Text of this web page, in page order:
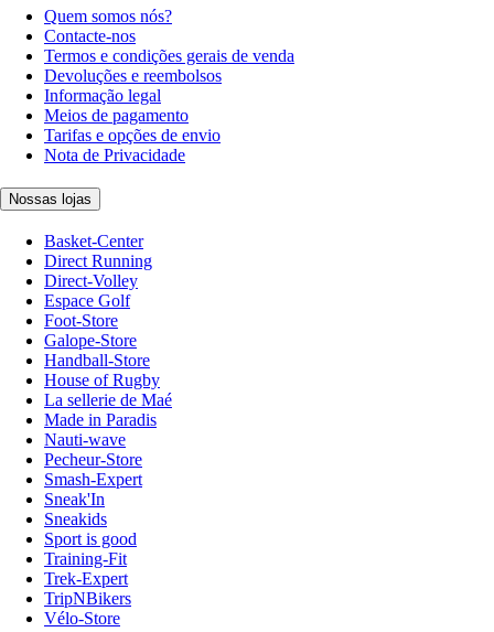
Quem somos nós?
Contacte-nos
Termos e condições gerais de venda
Devoluções e reembolsos
Informação legal
Meios de pagamento
Tarifas e opções de envio
Nota de Privacidade
Nossas lojas
Basket-Center
Direct Running
Direct-Volley
Espace Golf
Foot-Store
Galope-Store
Handball-Store
House of Rugby
La sellerie de Maé
Made in Paradis
Nauti-wave
Pecheur-Store
Smash-Expert
Sneak'In
Sneakids
Sport is good
Training-Fit
Trek-Expert
TripNBikers
Vélo-Store